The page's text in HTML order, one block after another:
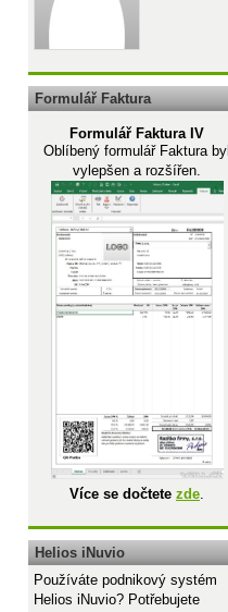
Formulář Faktura
Formulář Faktura IV
Oblíbený formulář Faktura byl
vylepšen a rozšířen.
Více se dočtete zde.
Helios iNuvio
Používáte podnikový systém
Helios iNuvio? Potřebujete